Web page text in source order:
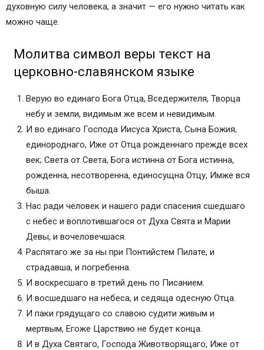
духовную силу человека, а значит — его нужно читать как
можно чаще.
Молитва символ веры текст на
церковно-славянском языке
Верую во единаго Бога Отца, Вседержителя, Творца
небу и земли, видимым же всем и невидимым.
И во единаго Господа Иисуса Христа, Сына Божия,
единороднаго, Иже от Отца рожденнаго прежде всех
век; Света от Света, Бога истинна от Бога истинна,
рожденна, несотворенна, единосущна Отцу, Имже вся
быша.
Нас ради человек и нашего ради спасения сшедшаго
с небес и воплотившагося от Духа Свята и Марии
Девы, и вочеловечшася.
Распятаго же за ны при Понтийстем Пилате, и
страдавша, и погребенна.
И воскресшаго в третий день по Писанием.
И восшедшаго на небеса, и седяща одесную Отца.
И паки грядущаго со славою судити живым и
мертвым, Егоже Царствию не будет конца.
И в Духа Святаго, Господа Животворящаго, Иже от